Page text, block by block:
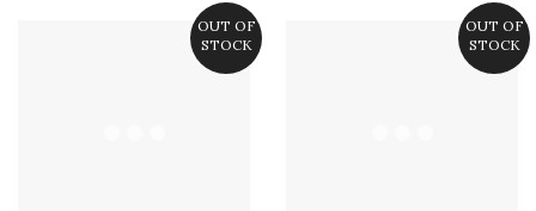
OUT OF
STOCK
OUT OF
STOCK